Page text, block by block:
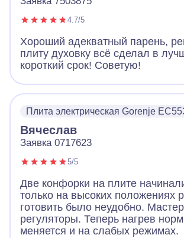
4.7/5
Хороший адекватный парень,
плиту духовку всё сделал в
короткий срок! Советую!
Плита электрическая Gorenje
Вячеслав
Заявка 0717623
5/5
Две конфорки на плите
только на высоких положениях
готовить было неудобно.
регуляторы. Теперь нагрев
меняется и на слабых режимах.